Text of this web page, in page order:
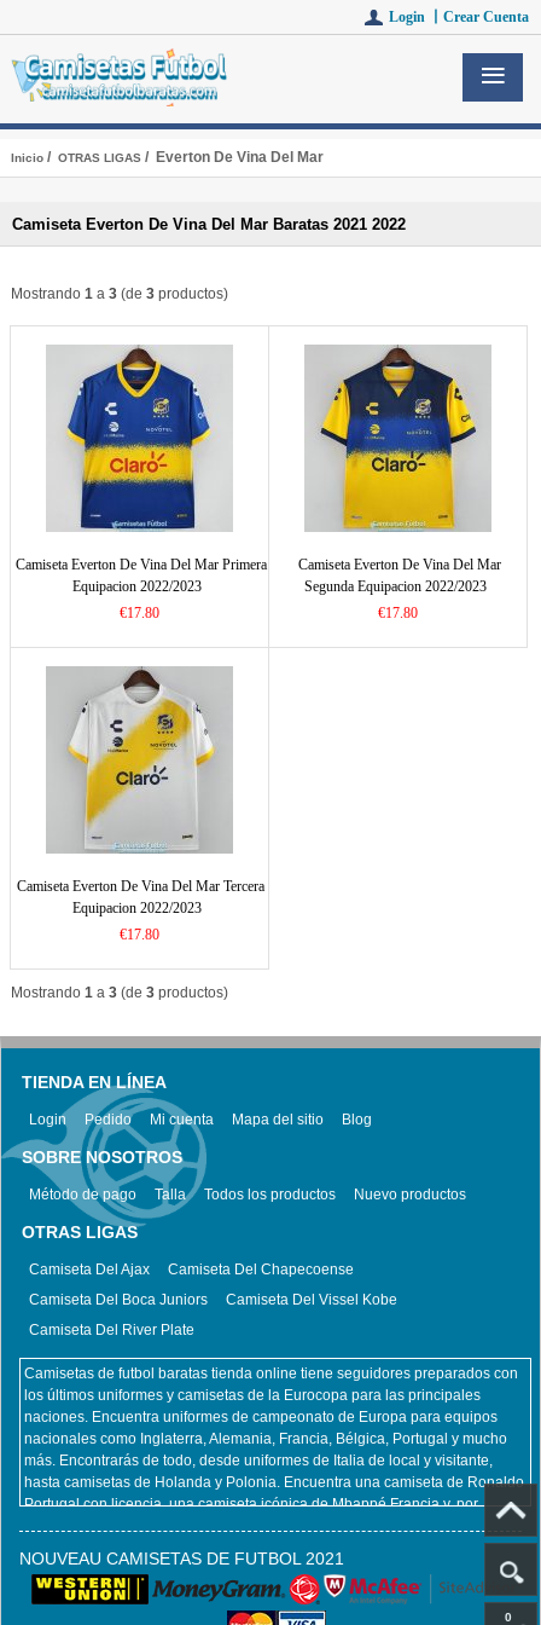
Login 丨 Crear Cuenta
Inicio/ OTRAS LIGAS/ Everton De Vina Del Mar
Camiseta Everton De Vina Del Mar Baratas 2021 2022
Mostrando 1a 3(de 3productos)
Camiseta Everton De Vina Del Mar Primera
Equipacion 2022/2023
€17.80
Camiseta Everton De Vina Del Mar
Segunda Equipacion 2022/2023
€17.80
Camiseta Everton De Vina Del Mar Tercera
Equipacion 2022/2023
€17.80
Mostrando 1a 3(de 3productos)
TIENDA EN LÍNEA
Login Pedido Mi cuenta Mapa del sitio Blog
SOBRE NOSOTROS
Método de pago Talla Todos los productos Nuevo productos
OTRAS LIGAS
Camiseta Del Ajax
Camiseta Del Chapecoense
Camiseta Del Boca Juniors
Camiseta Del Vissel Kobe
Camiseta Del River Plate
Camisetas de futbol baratas tienda online tiene seguidores preparados con
los últimos uniformes y camisetas de la Eurocopa para las principales
naciones. Encuentra uniformes de campeonato de Europa para equipos
nacionales como Inglaterra, Alemania, Francia, Bélgica, Portugal y mucho
más. Encontrarás de todo, desde uniformes de Italia de local y visitante,
hasta camisetas de Holanda y Polonia. Encuentra una camiseta de Ronaldo
Portugal con licencia, una camiseta icónica de Mbappé Francia y, por
equipo nacional y jugador pretenda apoyar en la Euro, Camisetas de futbol
baratas tienda online lo tiene cubierto. Al mismo tiempo, también ofrecemos
todos los productos del club, incluidas camisetas retro futbol, ​​camisetas
futbol niños, camisetas futbol mujeres. camisetafutbolbaratas.com
NOUVEAU CAMISETAS DE FUTBOL 2021
0